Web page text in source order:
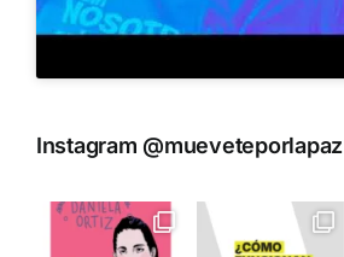
Instagram @mueveteporlapaz